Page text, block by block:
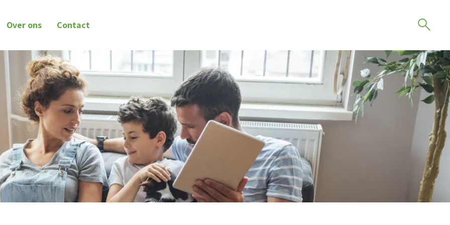
Over ons Contact